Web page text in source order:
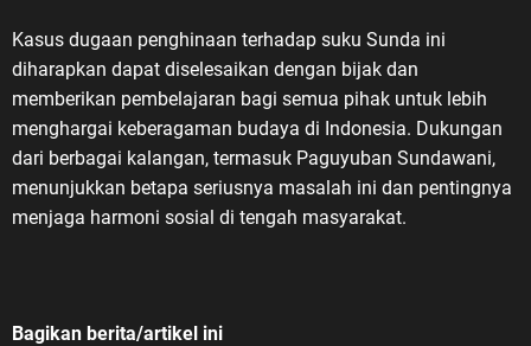
Kasus dugaan penghinaan terhadap suku Sunda ini
diharapkan dapat diselesaikan dengan bijak dan
memberikan pembelajaran bagi semua pihak untuk lebih
menghargai keberagaman budaya di Indonesia. Dukungan
dari berbagai kalangan, termasuk Paguyuban Sundawani,
menunjukkan betapa seriusnya masalah ini dan pentingnya
menjaga harmoni sosial di tengah masyarakat.
Bagikan berita/artikel ini